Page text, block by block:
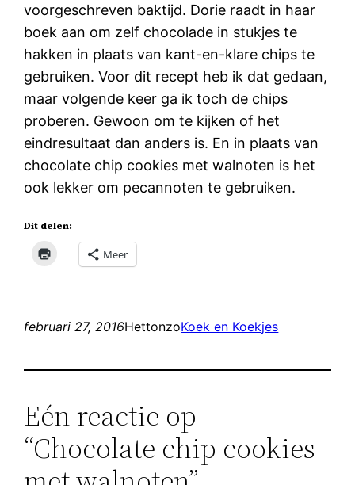
voorgeschreven baktijd. Dorie raadt in haar
boek aan om zelf chocolade in stukjes te
hakken in plaats van kant-en-klare chips te
gebruiken. Voor dit recept heb ik dat gedaan,
maar volgende keer ga ik toch de chips
proberen. Gewoon om te kijken of het
eindresultaat dan anders is. En in plaats van
chocolate chip cookies met walnoten is het
ook lekker om pecannoten te gebruiken.
Dit delen:
Meer
februari 27, 2016HettonzoKoek en Koekjes
Eén reactie op
“Chocolate chip cookies